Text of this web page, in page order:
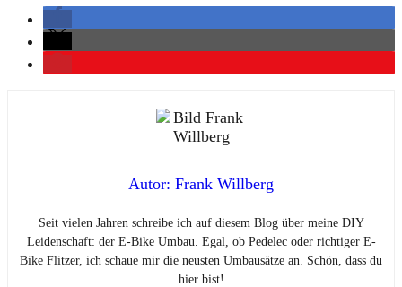
Autor: Frank Willberg
Seit vielen Jahren schreibe ich auf diesem Blog über meine DIY
Leidenschaft: der E-Bike Umbau. Egal, ob Pedelec oder richtiger E-
Bike Flitzer, ich schaue mir die neusten Umbausätze an. Schön, dass du
hier bist!